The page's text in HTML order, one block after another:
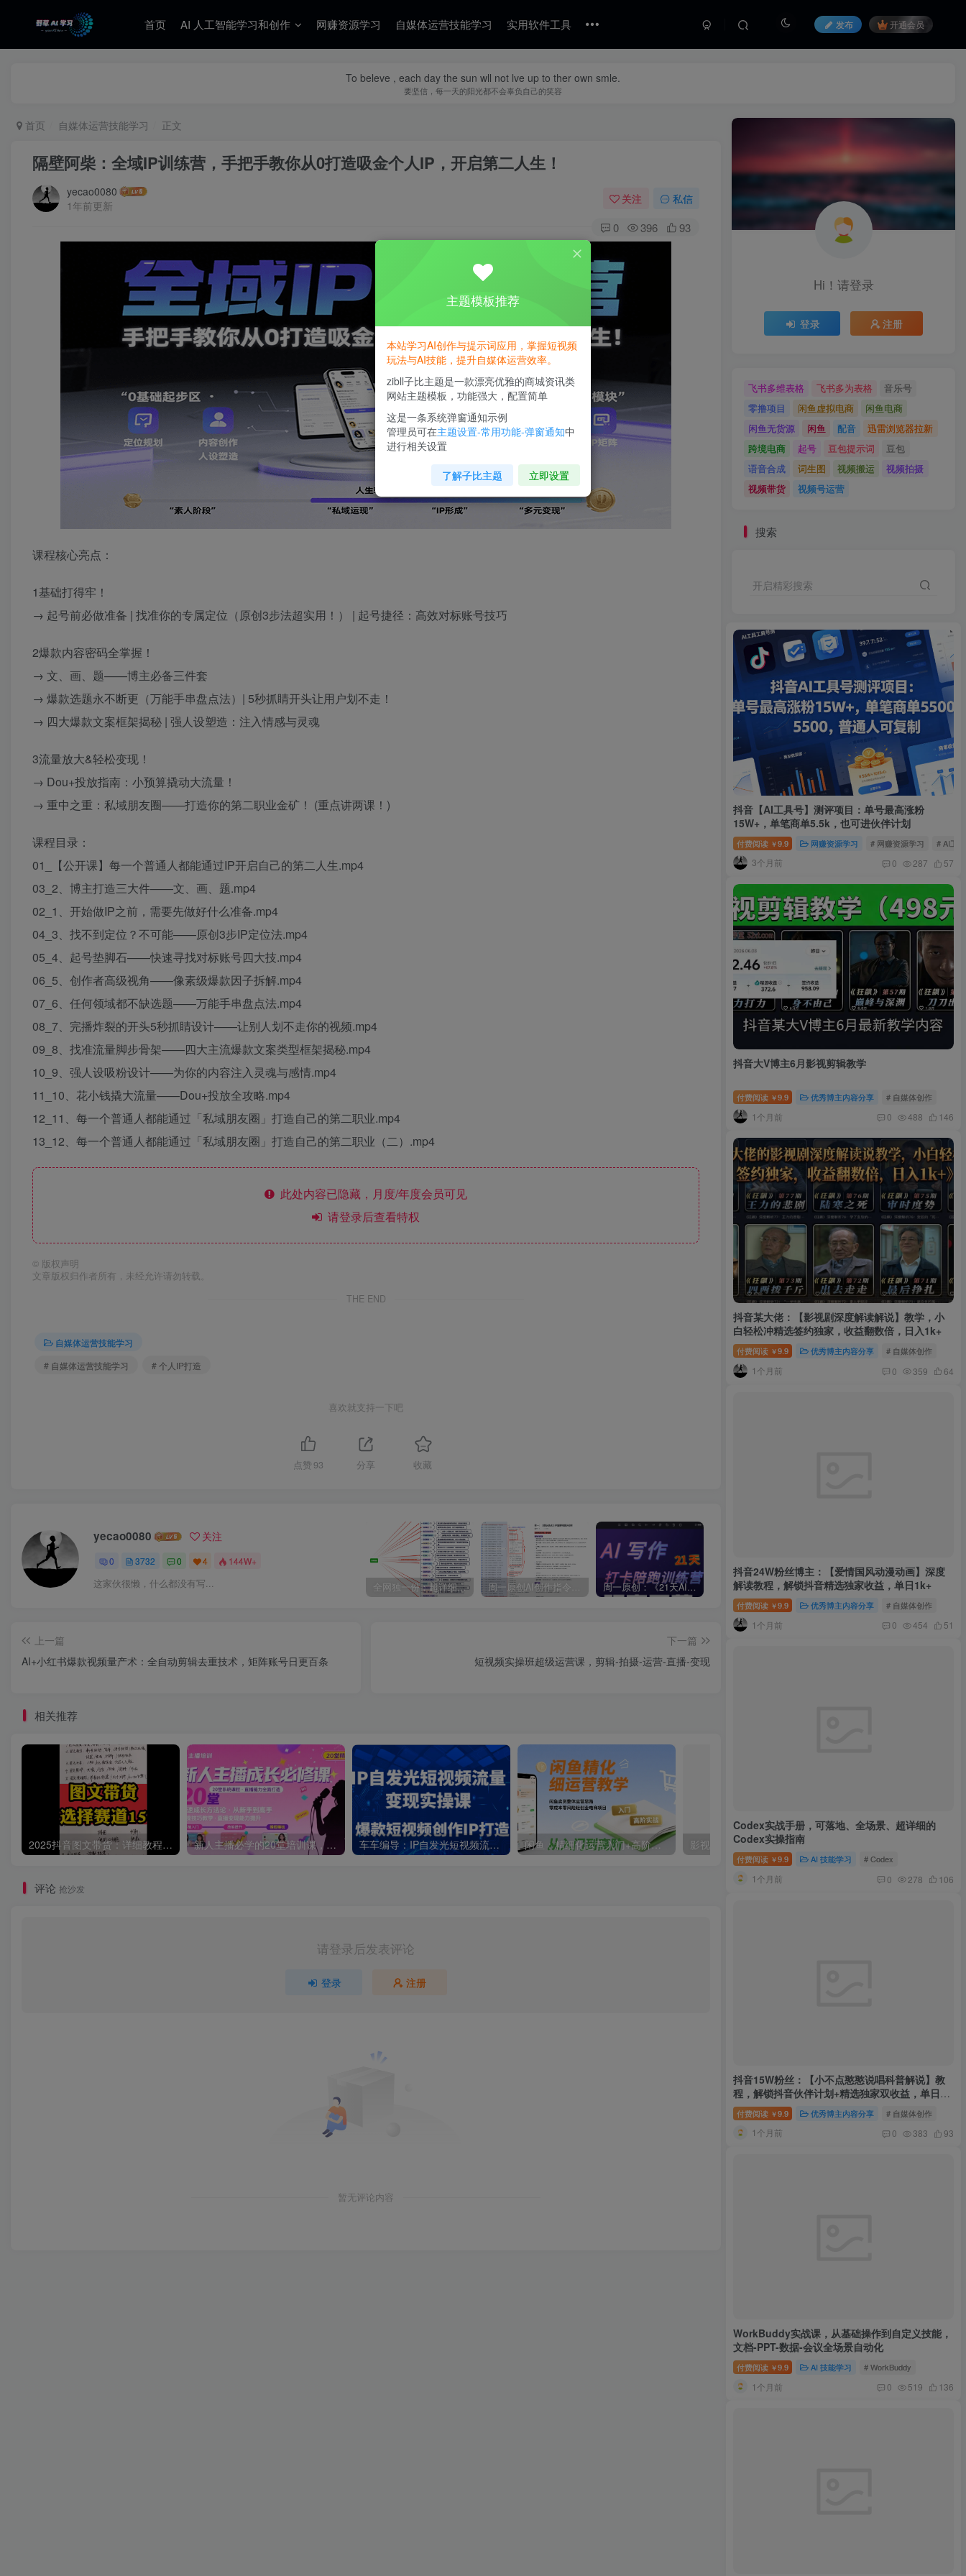
首页 AI 人工智能学习和创作 网赚资源学习 自媒体运营技能学习 实用软件工具 发布 开通会员
To beleve , each day the sun wll not lve up to ther own smle.
要坚信，每一天的阳光都不会辜负自己的笑容
首页 自媒体运营技能学习 正文
隔壁阿柴：全域IP训练营，手把手教你从0打造吸金个人IP，开启第二人生！
yecao0080
1年前更新
关注 私信
0 396 93
课程核心亮点：
1基础打得牢！
→ 起号前必做准备 | 找准你的专属定位（原创3步法超实用！） | 起号捷径：高效对标账号技巧
2爆款内容密码全掌握！
→ 文、画、题——博主必备三件套
→ 爆款选题永不断更（万能手串盘点法）| 5秒抓睛开头让用户划不走！
→ 四大爆款文案框架揭秘 | 强人设塑造：注入情感与灵魂
3流量放大&轻松变现！
→ Dou+投放指南：小预算撬动大流量！
→ 重中之重：私域朋友圈——打造你的第二职业金矿！ (重点讲两课！)
课程目录：
01_【公开课】每一个普通人都能通过IP开启自己的第二人生.mp4
03_2、博主打造三大件——文、画、题.mp4
02_1、开始做IP之前，需要先做好什么准备.mp4
04_3、找不到定位？不可能——原创3步IP定位法.mp4
05_4、起号垫脚石——快速寻找对标账号四大技.mp4
06_5、创作者高级视角——像素级爆款因子拆解.mp4
07_6、任何领域都不缺选题——万能手串盘点法.mp4
08_7、完播炸裂的开头5秒抓睛设计——让别人划不走你的视频.mp4
09_8、找准流量脚步骨架——四大主流爆款文案类型框架揭秘.mp4
10_9、强人设吸粉设计——为你的内容注入灵魂与感情.mp4
11_10、花小钱撬大流量——Dou+投放全攻略.mp4
12_11、每一个普通人都能通过「私域朋友圈」打造自己的第二职业.mp4
13_12、每一个普通人都能通过「私域朋友圈」打造自己的第二职业（二）.mp4
此处内容已隐藏，月度/年度会员可见
请登录后查看特权
© 版权声明
文章版权归作者所有，未经允许请勿转载。
THE END
自媒体运营技能学习
# 自媒体运营技能学习
# 个人IP打造
喜欢就支持一下吧
点赞 93 分享 收藏
yecao0080 关注
0 3732 0 4 144W+
这家伙很懒，什么都没有写... 全网独一份：超详细的40+个自媒体赛道领域解析手册，让你的内容创作不再局限！ 周一原创AI创作指令词：30+个领域赛道的创作提示词集合 周一原创：《21天AI写作打卡陪跑训练营》全部内容讲解！（网站会员免费学习…） 小说推文：曼波推文玩法，起号快，流量猛，一天收益1k+ “不略”爆火简笔画书单号项目拆解，利用AI快速制作简笔画书单视频
上一篇
AI+小红书爆款视频量产术：全自动剪辑去重技术，矩阵账号日更百条
下一篇
短视频实操班超级运营课，剪辑-拍摄-运营-直播-变现
相关推荐
2025抖音图文带货：详细教程，账号装修定位，素材获取技巧，挂车变现方法… 新人主播必学的20堂培训课，帮你直播能力快速打造的实操方法 车车编导：IP自发光短视频流量变现实操课，爆款短视频创作IP打造 闲鱼：精细化运营入门+高阶实战教学+运营思路，零成本零风险轻创业电商项目
评论 抢沙发
请登录后发表评论
登录 注册
暂无评论内容
Hi！请登录
登录 注册
飞书多维表格 飞书多为表格
音乐号
零撸项目
闲鱼虚拟电商
闲鱼电商
闲鱼无货源
闲鱼 配音
迅雷浏览器拉新
跨境电商
起号 豆包提示词
豆包
语音合成
词生图 视频搬运
视频拍摄
视频带货
视频号运营
搜索
开启精彩搜索
抖音【AI工具号】测评项目：单号最高涨粉
15W+，单笔商单5.5k，也可进伙伴计划
付费阅读 ￥9.9 网赚资源学习 # 网赚资源学习 # AI工
3个月前 0 287 57
抖音大V博主6月影视剪辑教学
付费阅读 ￥9.9 优秀博主内容分享 # 自媒体创作
1个月前 0 488 146
抖音某大佬：【影视剧深度解读解说】教学，小
白轻松冲精选签约独家，收益翻数倍，日入1k+
付费阅读 ￥9.9 优秀博主内容分享 # 自媒体创作
1个月前 0 359 64
抖音24W粉丝博主：【爱情国风动漫动画】深度
解读教程，解锁抖音精选独家收益，单日1k+
付费阅读 ￥9.9 优秀博主内容分享 # 自媒体创作
1个月前 0 454 51
Codex实战手册，可落地、全场景、超详细的
Codex实操指南
付费阅读 ￥9.9 AI 技能学习 # Codex
1个月前 0 278 106
抖音15W粉丝：【小不点憨憨说唱科普解说】教
程，解锁抖音伙伴计划+精选独家双收益，单日
1k+
付费阅读 ￥9.9 优秀博主内容分享 # 自媒体创作
1个月前 0 383 93
WorkBuddy实战课，从基础操作到自定义技能，
文档-PPT-数据-会议全场景自动化
付费阅读 ￥9.9 AI 技能学习 # WorkBuddy
1个月前 0 519 136
主题模板推荐
本站学习AI创作与提示词应用，掌握短视频
玩法与AI技能，提升自媒体运营效率。
zibll子比主题是一款漂亮优雅的商城资讯类
网站主题模板，功能强大，配置简单
这是一条系统弹窗通知示例
管理员可在主题设置-常用功能-弹窗通知中
进行相关设置
了解子比主题 立即设置